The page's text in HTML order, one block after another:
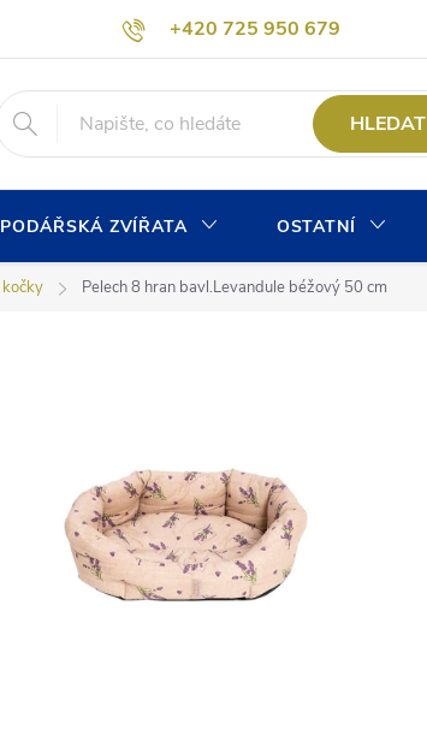
+420 725 950 679
info@chovprogres.cz
Formulář pro odstoupení od kupní smlouvy
HLEDAT
ZVÍŘATA OSTATNÍ
Pelech 8 hran bavl.Levandule béžový 50 cm